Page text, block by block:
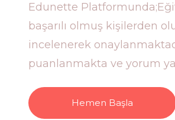
Edunette
başarılı olmuş kişilerden
incelenerek
puanlanmakta ve yorum
Hemen Başla